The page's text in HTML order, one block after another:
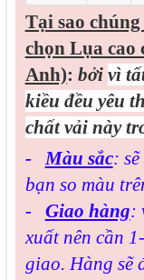
Tại sao
chọn Lụa cao
Anh): bởi vì
kiều đều yêu
chất vải này
-Màu sắc:
bạn so màu
- Giao hàng:
xuất nên cần
giao. Hàng sẽ